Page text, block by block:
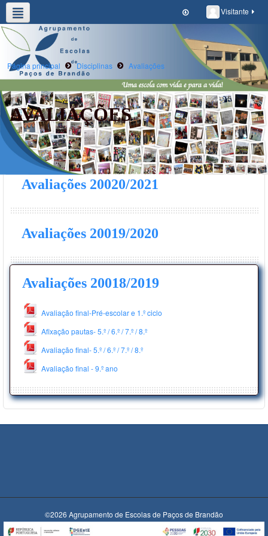
Visitante
Agrupamento Oferta Formativa
Clubes e Projetos
Página principal Disciplinas Avaliações
AVALIAÇÕES
Avaliações 20020/2021
Avaliações 20019/2020
Avaliações 20018/2019
Avaliação final-Pré-escolar e 1.º ciclo
Afixação pautas- 5.º / 6.º / 7.º / 8.º
Avaliação final- 5.º / 6.º / 7.º / 8.º
Avaliação final - 9.º ano
©2026 Agrupamento de Escolas de Paços de Brandão